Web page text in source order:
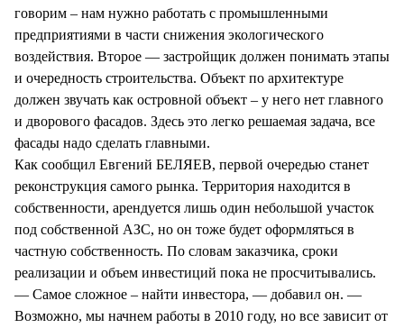
говорим – нам нужно работать с промышленными
предприятиями в части снижения экологического
воздействия. Второе — застройщик должен понимать этапы
и очередность строительства. Объект по архитектуре
должен звучать как островной объект – у него нет главного
и дворового фасадов. Здесь это легко решаемая задача, все
фасады надо сделать главными.
Как сообщил Евгений БЕЛЯЕВ, первой очередью станет
реконструкция самого рынка. Территория находится в
собственности, арендуется лишь один небольшой участок
под собственной АЗС, но он тоже будет оформляться в
частную собственность. По словам заказчика, сроки
реализации и объем инвестиций пока не просчитывались.
— Самое сложное – найти инвестора, — добавил он. —
Возможно, мы начнем работы в 2010 году, но все зависит от